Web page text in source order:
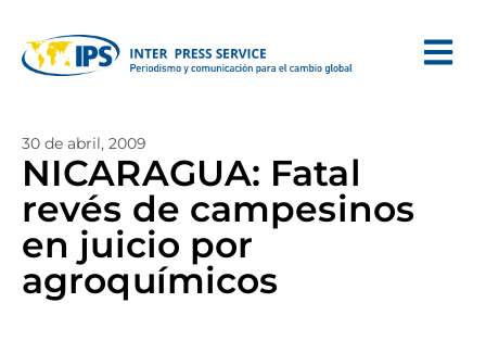
30 de abril, 2009
NICARAGUA: Fatal
revés de campesinos
en juicio por
agroquímicos